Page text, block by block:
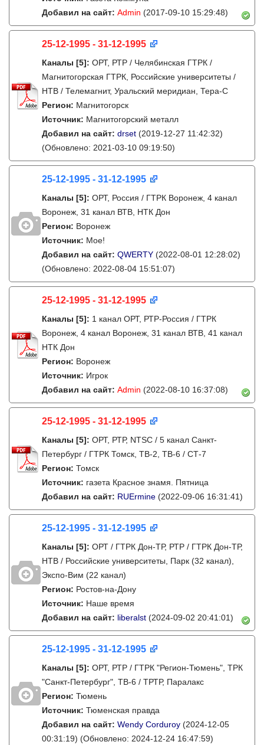
Добавил на сайт: Admin (2017-09-10 15:29:48)
25-12-1995 - 31-12-1995
Каналы [5]: ОРТ, РТР / Челябинская ГТРК /
Магнитогорская ГТРК, Российские университеты /
НТВ / Телемагнит, Уральский меридиан, Тера-С
Регион: Магнитогорск
Источник: Магнитогорский металл
Добавил на сайт: drset (2019-12-27 11:42:32)
(Обновлено: 2021-03-10 09:19:50)
25-12-1995 - 31-12-1995
Каналы [5]: ОРТ, Россия / ГТРК Воронеж, 4 канал
Воронеж, 31 канал ВТВ, НТК Дон
Регион: Воронеж
Источник: Мое!
Добавил на сайт: QWERTY (2022-08-01 12:28:02)
(Обновлено: 2022-08-04 15:51:07)
25-12-1995 - 31-12-1995
Каналы [5]: 1 канал ОРТ, РТР-Россия / ГТРК
Воронеж, 4 канал Воронеж, 31 канал ВТВ, 41 канал
НТК Дон
Регион: Воронеж
Источник: Игрок
Добавил на сайт: Admin (2022-08-10 16:37:08)
25-12-1995 - 31-12-1995
Каналы [5]: ОРТ, РТР, NTSC / 5 канал Санкт-
Петербург / ГТРК Томск, ТВ-2, ТВ-6 / СТ-7
Регион: Томск
Источник: газета Красное знамя. Пятница
Добавил на сайт: RUErmine (2022-09-06 16:31:41)
25-12-1995 - 31-12-1995
Каналы [5]: ОРТ / ГТРК Дон-ТР, РТР / ГТРК Дон-ТР,
НТВ / Российские университеты, Парк (32 канал),
Экспо-Вим (22 канал)
Регион: Ростов-на-Дону
Источник: Наше время
Добавил на сайт: liberalst (2024-09-02 20:41:01)
25-12-1995 - 31-12-1995
Каналы [5]: ОРТ, РТР / ГТРК "Регион-Тюмень", ТРК
"Санкт-Петербург", ТВ-6 / ТРТР, Паралакс
Регион: Тюмень
Источник: Тюменская правда
Добавил на сайт: Wendy Corduroy (2024-12-05
00:31:19) (Обновлено: 2024-12-24 16:47:59)